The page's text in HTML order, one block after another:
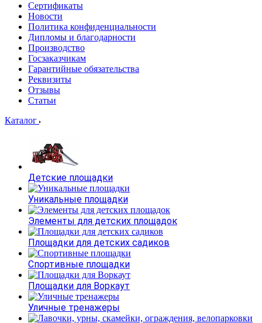
Сертификаты
Новости
Политика конфиденциальности
Дипломы и благодарности
Производство
Госзаказчикам
Гарантийные обязательства
Реквизиты
Отзывы
Статьи
Каталог
Детские площадки
Уникальные площадки
Элементы для детских площадок
Площадки для детских садиков
Спортивные площадки
Площадки для Воркаут
Уличные тренажеры